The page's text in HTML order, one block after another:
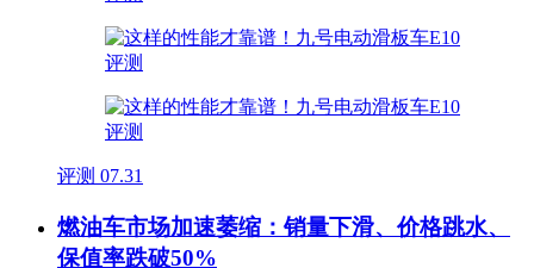
评测 07.31
燃油车市场加速萎缩：销量下滑、价格跳水、
保值率跌破50%